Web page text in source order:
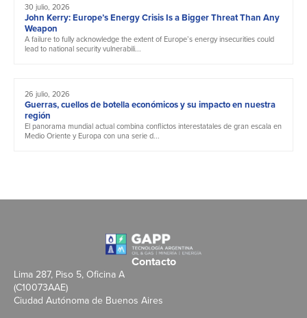
30 julio, 2026
John Kerry: Europe’s Energy Crisis Is a Bigger Threat Than Any
Weapon
A failure to fully acknowledge the extent of Europe’s energy insecurities could
lead to national security vulnerabili...
26 julio, 2026
Guerras, cuellos de botella económicos y su impacto en nuestra
región
El panorama mundial actual combina conflictos interestatales de gran escala en
Medio Oriente y Europa con una serie d...
Contacto
Lima 287, Piso 5, Oficina A
(C10073AAE)
Ciudad Autónoma de Buenos Aires